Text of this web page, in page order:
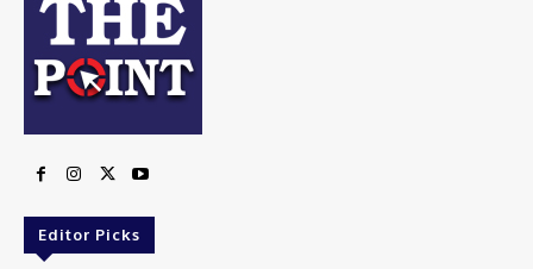
Editor Picks